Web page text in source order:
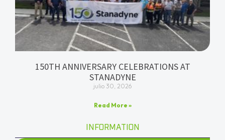
150TH ANNIVERSARY CELEBRATIONS AT
STANADYNE
julio 30, 2026
Read More »
INFORMATION